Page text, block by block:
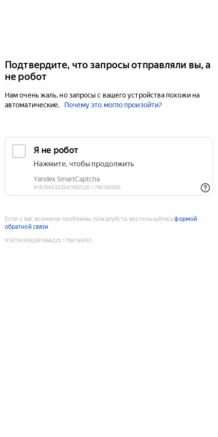
Подтвердите, что запросы отправляли вы, а
не робот
Нам очень жаль, но запросы с вашего устройства похожи на
автоматические.
Почему это могло произойти?
Если у вас возникли проблемы, пожалуйста, воспользуйтесьформой
обратной связи
9187043092491666223:1786165051